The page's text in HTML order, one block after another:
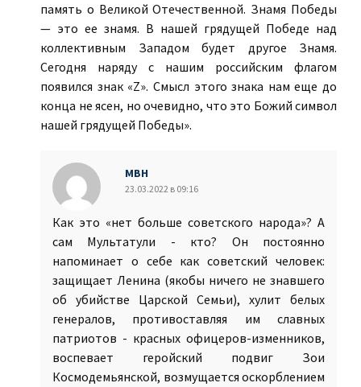
память о Великой Отечественной. Знамя Победы
— это ее знамя. В нашей грядущей Победе над
коллективным Западом будет другое Знамя.
Сегодня наряду с нашим российским флагом
появился знак «Z». Смысл этого знака нам еще до
конца не ясен, но очевидно, что это Божий символ
нашей грядущей Победы».
МВН
23.03.2022 в 09:16
Как это «нет больше советского народа»? А
сам Мультатули - кто? Он постоянно
напоминает о себе как советский человек:
защищает Ленина (якобы ничего не знавшего
об убийстве Царской Семьи), хулит белых
генералов, противоставляя им славных
патриотов - красных офицеров-изменников,
воспевает геройский подвиг Зои
Космодемьянской, возмущается оскорблением